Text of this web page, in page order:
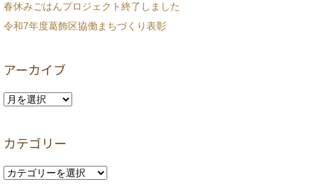
春休みごはんプロジェクト終了しました
令和7年度葛飾区協働まちづくり表彰
アーカイブ
ア
イ
カテゴリー
カ